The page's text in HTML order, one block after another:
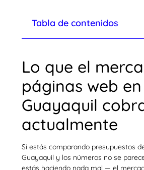
Tabla de contenidos
Lo que el
páginas web en
Guayaquil
actualmente
Si estás comparando presupuestos
Guayaquil y los números no se
estás haciendo nada mal — el